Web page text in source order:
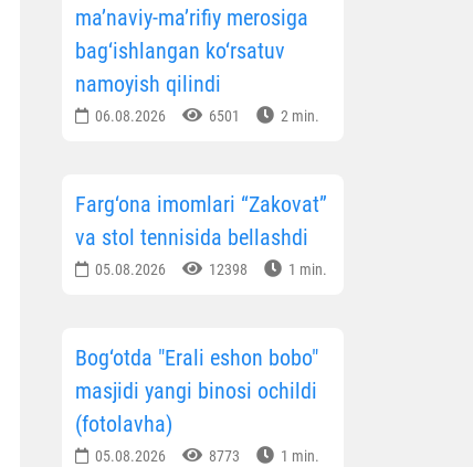
ma’naviy-ma’rifiy merosiga
bag‘ishlangan ko‘rsatuv
namoyish qilindi
06.08.2026 6501 2 min.
Farg‘ona imomlari “Zakovat”
va stol tennisida bellashdi
05.08.2026 12398 1 min.
Bog‘otda "Erali eshon bobo"
masjidi yangi binosi ochildi
(fotolavha)
05.08.2026 8773 1 min.